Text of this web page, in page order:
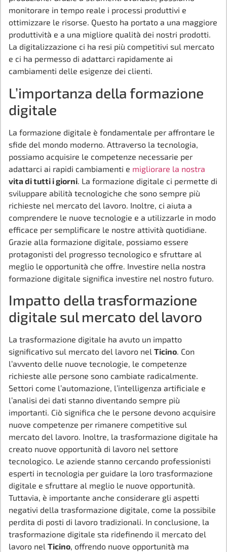
monitorare in tempo reale i processi produttivi e
ottimizzare le risorse. Questo ha portato a una maggiore
produttività e a una migliore qualità dei nostri prodotti.
La digitalizzazione ci ha resi più competitivi sul mercato
e ci ha permesso di adattarci rapidamente ai
cambiamenti delle esigenze dei clienti.
L’importanza della formazione
digitale
La formazione digitale è fondamentale per affrontare le
sfide del mondo moderno. Attraverso la tecnologia,
possiamo acquisire le competenze necessarie per
adattarci ai rapidi cambiamenti e migliorare la nostra
vita di tutti i giorni . La formazione digitale ci permette di
sviluppare abilità tecnologiche che sono sempre più
richieste nel mercato del lavoro. Inoltre, ci aiuta a
comprendere le nuove tecnologie e a utilizzarle in modo
efficace per semplificare le nostre attività quotidiane.
Grazie alla formazione digitale, possiamo essere
protagonisti del progresso tecnologico e sfruttare al
meglio le opportunità che offre. Investire nella nostra
formazione digitale significa investire nel nostro futuro.
Impatto della trasformazione
digitale sul mercato del lavoro
La trasformazione digitale ha avuto un impatto
significativo sul mercato del lavoro nel Ticino. Con
l’avvento delle nuove tecnologie, le competenze
richieste alle persone sono cambiate radicalmente.
Settori come l’automazione, l’intelligenza artificiale e
l’analisi dei dati stanno diventando sempre più
importanti. Ciò significa che le persone devono acquisire
nuove competenze per rimanere competitive sul
mercato del lavoro. Inoltre, la trasformazione digitale ha
creato nuove opportunità di lavoro nel settore
tecnologico. Le aziende stanno cercando professionisti
esperti in tecnologia per guidare la loro trasformazione
digitale e sfruttare al meglio le nuove opportunità.
Tuttavia, è importante anche considerare gli aspetti
negativi della trasformazione digitale, come la possibile
perdita di posti di lavoro tradizionali. In conclusione, la
trasformazione digitale sta ridefinendo il mercato del
lavoro nel Ticino, offrendo nuove opportunità ma